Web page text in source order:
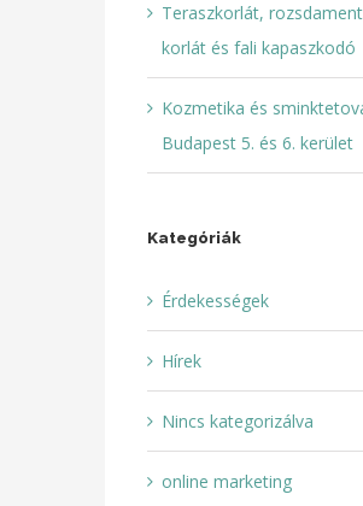
Teraszkorlát,
korlát és fali kapaszkodó
Kozmetika és
Budapest 5. és 6. kerület
Kategóriák
Érdekességek
Hírek
Nincs kategorizálva
online marketing